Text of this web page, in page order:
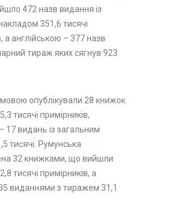
472 назв видання із
351,6 тисячі
а англійською – 377 назв
тираж яких сягнув 923
опублікували 28 книжок
тисячі примірників,
17 видань із загальним
тисячі. Румунська
32 книжками, що вийшли
тисячі примірників, а
виданнями з тиражем 31,1